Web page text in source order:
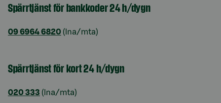
Spärrtjänst för bankkoder 24 h/dygn
09 6964 6820 (lna/mta)
Spärrtjänst för kort 24 h/dygn
020 333 (lna/mta)